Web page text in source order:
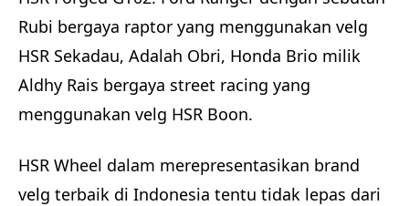
Rubi bergaya raptor yang menggunakan velg
HSR Sekadau, Adalah Obri, Honda Brio milik
Aldhy Rais bergaya street racing yang
menggunakan velg HSR Boon.
HSR Wheel dalam merepresentasikan brand
velg terbaik di Indonesia tentu tidak lepas dari